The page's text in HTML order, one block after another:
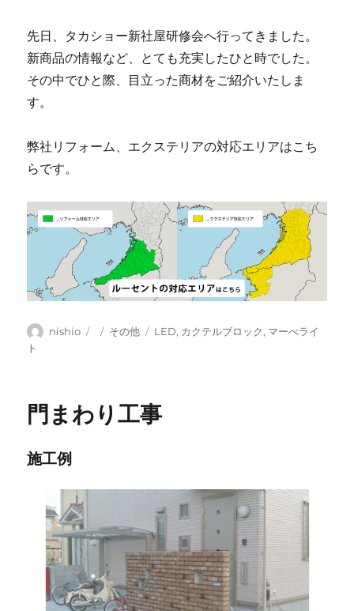
先日、タカショー新社屋研修会へ行ってきました。
新商品の情報など、とても充実したひと時でした。
その中でひと際、目立った商材をご紹介いたしま
す。
弊社リフォーム、エクステリアの対応エリアはこち
らです。
投
nishio
投 カ
その他
タ
LED, カクテルブロック, マーべライ
ト
門まわり工事
施工例